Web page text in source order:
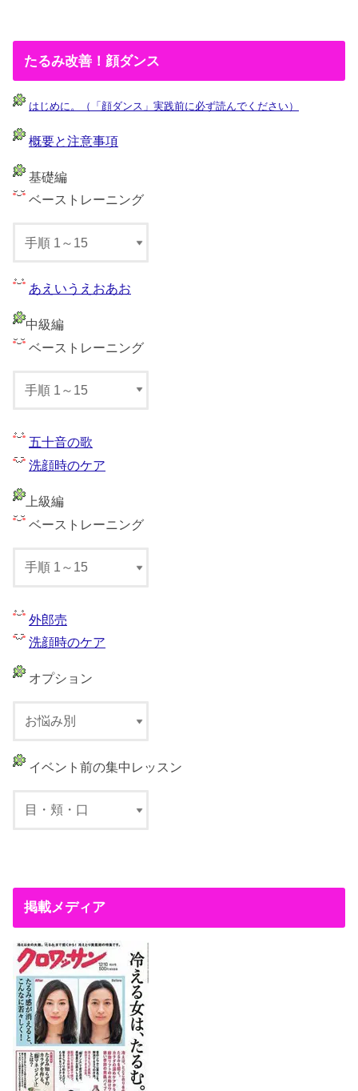
たるみ改善！顔ダンス
はじめに。（「顔ダンス」実践前に必ず読んでください）
概要と注意事項
基礎編
ベーストレーニング
あえいうえおあお
中級編
ベーストレーニング
五十音の歌
洗顔時のケア
上級編
ベーストレーニング
外郎売
洗顔時のケア
オプション
イベント前の集中レッスン
掲載メディア